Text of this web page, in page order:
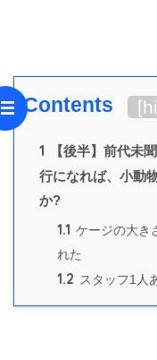
Contents [
1
【後半】前代未
行になれば、小動
か?
1.1 ケージの大き
れた
1.2 スタッフ1人